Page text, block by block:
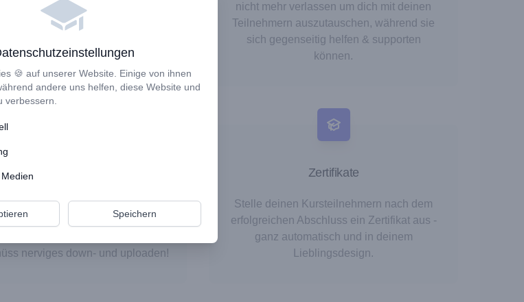
deine Landingpage, deine
oder Kursübersicht Seite nach
nicht mehr verlassen um dich mit deinen
Teilnehmern auszutauschen, während sie
sich gegenseitig helfen & supporten
können.
Canva & Pixabay
direkt in apprex Designs mit
ohne lästige Registrierung
nerviges down- und uploaden!
Zertifikate
Stelle deinen Kursteilnehmern nach dem
erfolgreichen Abschluss ein Zertifikat aus -
ganz automatisch und in deinem
Lieblingsdesign.
🍪 auf unserer Website. Einige von ihnen
andere uns helfen, diese Website und
verbessern.
Speichern